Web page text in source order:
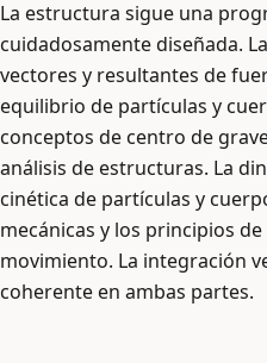
La estructura sigue una
cuidadosamente diseñada.
vectores y resultantes de
equilibrio de partículas y
conceptos de centro de
análisis de estructuras. La
cinética de partículas y
mecánicas y los principios
movimiento. La integración
coherente en ambas partes.